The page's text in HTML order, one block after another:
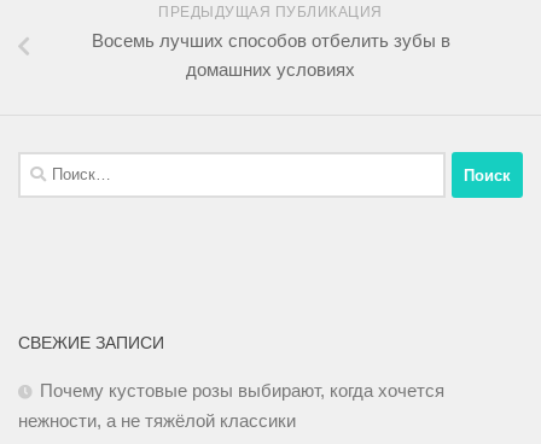
ПРЕДЫДУЩАЯ ПУБЛИКАЦИЯ
Восемь лучших способов отбелить зубы в
домашних условиях
СВЕЖИЕ ЗАПИСИ
Почему кустовые розы выбирают, когда хочется
нежности, а не тяжёлой классики